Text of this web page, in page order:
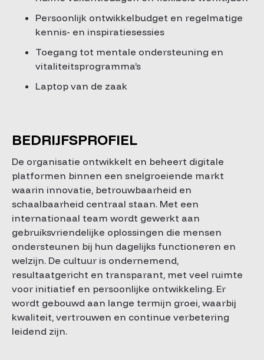
Persoonlijk ontwikkelbudget en regelmatige
kennis- en inspiratiesessies
Toegang tot mentale ondersteuning en
vitaliteitsprogramma’s
Laptop van de zaak
BEDRIJFSPROFIEL
De organisatie ontwikkelt en beheert digitale
platformen binnen een snelgroeiende markt
waarin innovatie, betrouwbaarheid en
schaalbaarheid centraal staan. Met een
internationaal team wordt gewerkt aan
gebruiksvriendelijke oplossingen die mensen
ondersteunen bij hun dagelijks functioneren en
welzijn. De cultuur is ondernemend,
resultaatgericht en transparant, met veel ruimte
voor initiatief en persoonlijke ontwikkeling. Er
wordt gebouwd aan lange termijn groei, waarbij
kwaliteit, vertrouwen en continue verbetering
leidend zijn.